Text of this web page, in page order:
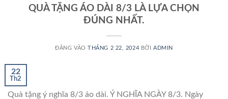
QUÀ TẶNG ÁO DÀI 8/3 LÀ LỰA CHỌN
ĐÚNG NHẤT.
ĐĂNG VÀOTHÁNG 2 22, 2024 BỞI ADMIN
22
Th2
Quà tặng ý nghĩa 8/3 áo dài. Ý NGHĨA NGÀY 8/3. Ngày